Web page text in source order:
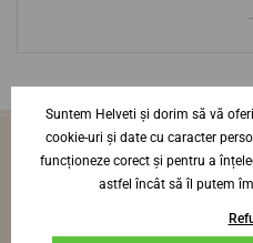
Vei fi primul care
O dată pe lună, direct
Suntem Helveti și dorim să vă
cookie-uri și date cu caracter
funcționeze corect și pentru a
astfel încât să îl putem